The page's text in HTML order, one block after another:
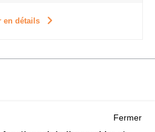
en détails
Fermer